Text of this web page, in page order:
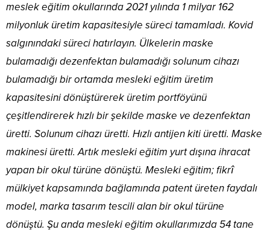
meslek eğitim okullarında 2021 yılında 1 milyar 162
milyonluk üretim kapasitesiyle süreci tamamladı. Kovid
salgınındaki süreci hatırlayın. Ülkelerin maske
bulamadığı dezenfektan bulamadığı solunum cihazı
bulamadığı bir ortamda mesleki eğitim üretim
kapasitesini dönüştürerek üretim portföyünü
çeşitlendirerek hızlı bir şekilde maske ve dezenfektan
üretti. Solunum cihazı üretti. Hızlı antijen kiti üretti. Maske
makinesi üretti. Artık mesleki eğitim yurt dışına ihracat
yapan bir okul türüne dönüştü. Mesleki eğitim; fikrî
mülkiyet kapsamında bağlamında patent üreten faydalı
model, marka tasarım tescili alan bir okul türüne
dönüştü. Şu anda mesleki eğitim okullarımızda 54 tane